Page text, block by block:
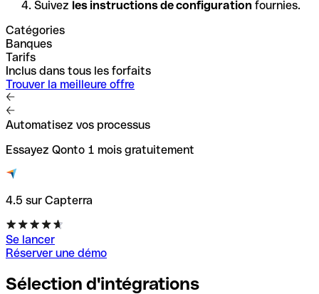
Suivez les instructions de configuration fournies.
Catégories
Banques
Tarifs
Inclus dans tous les forfaits
Trouver la meilleure offre
Automatisez vos processus
Essayez Qonto 1 mois gratuitement
4.5 sur Capterra
Se lancer
Réserver une démo
Sélection d'intégrations